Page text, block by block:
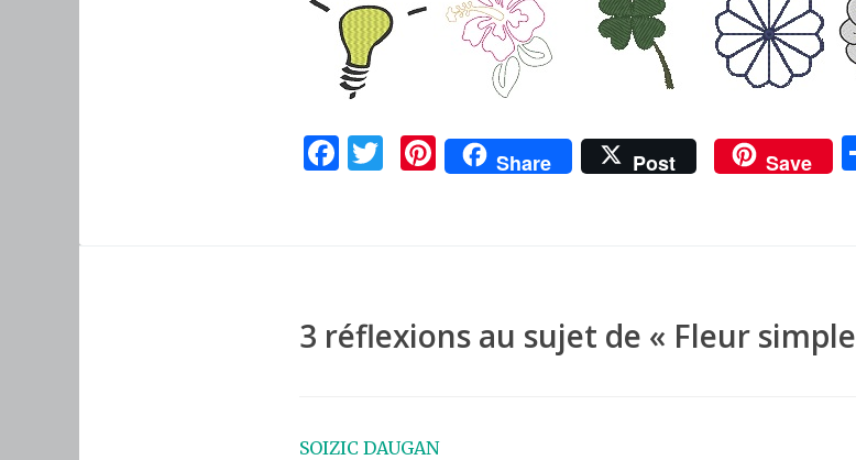
F
o
T
Pi
n
Share Post Save
3 réflexions au sujet de « Fleur simple
SOIZIC DAUGAN